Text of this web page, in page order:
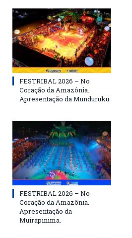
FESTRIBAL 2026 – No
Coração da Amazônia.
Apresentação da Munduruku.
FESTRIBAL 2026 – No
Coração da Amazônia.
Apresentação da
Muirapinima.